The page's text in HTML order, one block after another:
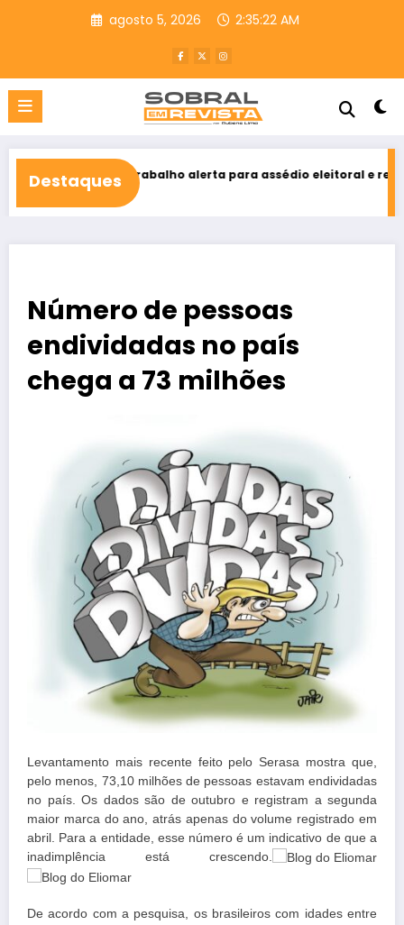
agosto 5, 2026 2:35:24 AM
Destaques
Trabalho alerta para assédio eleitoral e reforça direito ao
Número de pessoas
endividadas no país
chega a 73 milhões
Levantamento mais recente feito pelo Serasa mostra que,
pelo menos, 73,10 milhões de pessoas estavam endividadas
no país. Os dados são de outubro e registram a segunda
maior marca do ano, atrás apenas do volume registrado em
abril. Para a entidade, esse número é um indicativo de que a
inadimplência está crescendo.
De acordo com a pesquisa, os brasileiros com idades entre